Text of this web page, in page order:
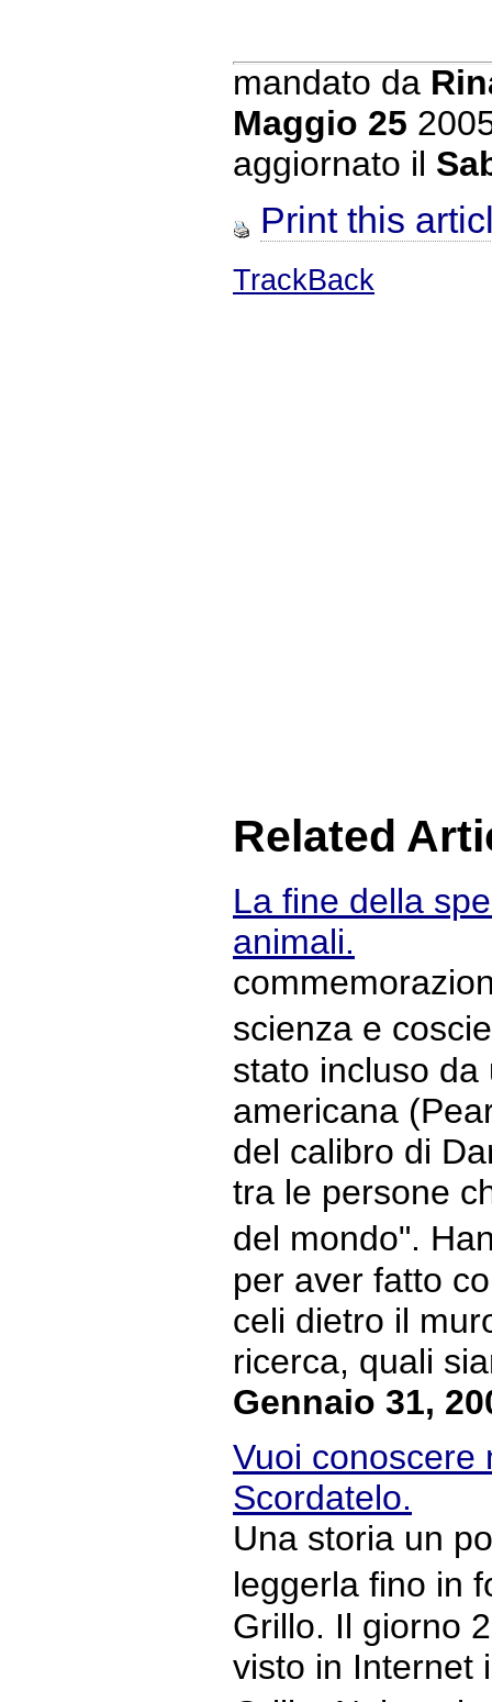
mandato da
Maggio 25
aggiornato il
Print this
TrackBack
Related
La fine della
animali.
scienza e
stato incluso
americana
del calibro di
tra le persone
del mondo".
per aver fatto
celi dietro il
ricerca, quali
Gennaio 31,
Vuoi conoscere
Scordatelo.
Una storia un
leggerla fino in
Grillo. Il giorno
visto in Internet